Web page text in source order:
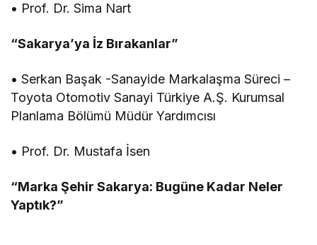
• Prof. Dr. Sima Nart
“Sakarya’ya İz Bırakanlar”
• Serkan Başak -Sanayide Markalaşma Süreci –
Toyota Otomotiv Sanayi Türkiye A.Ş. Kurumsal
Planlama Bölümü Müdür Yardımcısı
• Prof. Dr. Mustafa İsen
“Marka Şehir Sakarya: Bugüne Kadar Neler
Yaptık?”